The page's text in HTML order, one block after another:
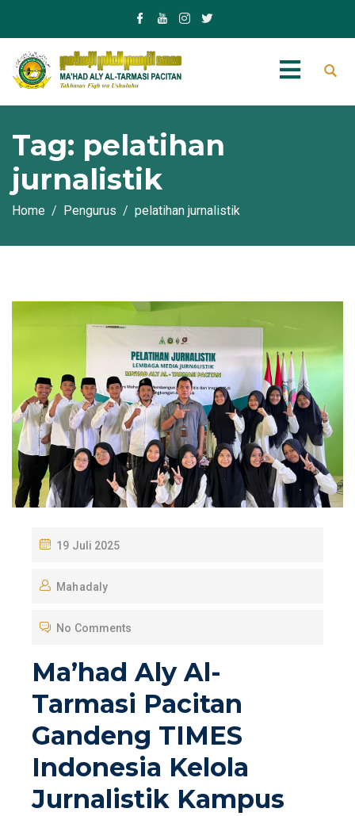
Tag: pelatihan
jurnalistik
Home Pengurus pelatihan jurnalistik
P
S
E
O
N
19 Juli 2025
Mahadaly
No Comments
Ma’had Aly Al-
Tarmasi Pacitan
Gandeng TIMES
Indonesia Kelola
Jurnalistik Kampus